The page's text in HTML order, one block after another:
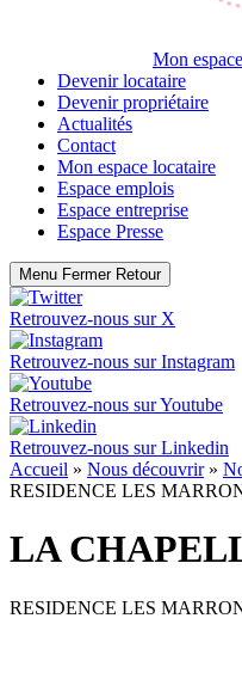
Mon
Devenir locataire
Devenir propriétaire
Actualités
Contact
Mon espace locataire
Espace emplois
Espace entreprise
Espace Presse
Menu Fermer Retour
Retrouvez-nous sur X
Retrouvez-nous surInstagram
Retrouvez-nous surYoutube
Retrouvez-nous surLinkedin
Accueil » Nous découvrir»
RESIDENCE LES
LA
RESIDENCE LES